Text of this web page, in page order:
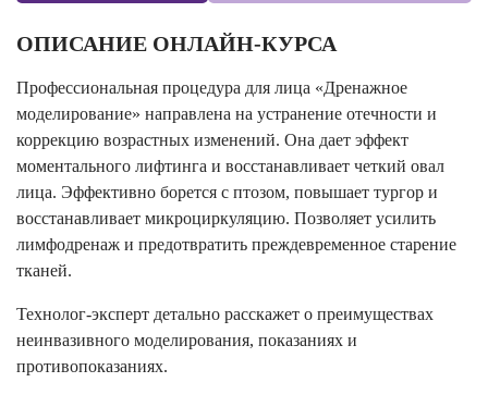
ОПИСАНИЕ ОНЛАЙН-КУРСА
Профессиональная процедура для лица «Дренажное
моделирование» направлена на устранение отечности и
коррекцию возрастных изменений. Она дает эффект
моментального лифтинга и восстанавливает четкий овал
лица. Эффективно борется с птозом, повышает тургор и
восстанавливает микроциркуляцию. Позволяет усилить
лимфодренаж и предотвратить преждевременное старение
тканей.
Технолог-эксперт детально расскажет о преимуществах
неинвазивного моделирования, показаниях и
противопоказаниях.